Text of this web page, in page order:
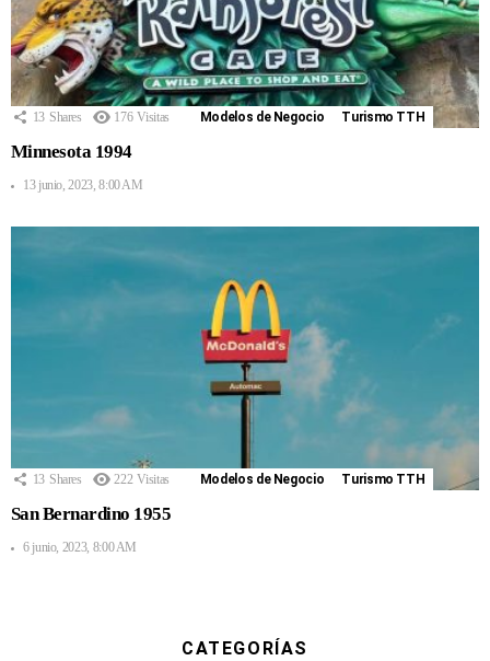
13 Shares 176 Visitas Modelos de Negocio Turismo TTH
Minnesota 1994
13 junio, 2023, 8:00 AM
13 Shares 222 Visitas Modelos de Negocio Turismo TTH
San Bernardino 1955
6 junio, 2023, 8:00 AM
CATEGORÍAS